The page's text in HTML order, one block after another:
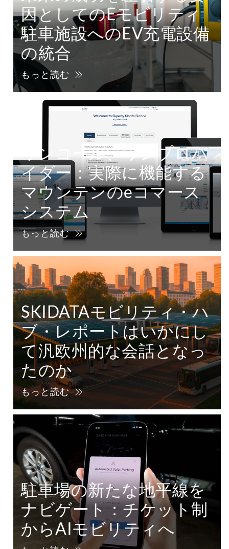
因としてのEモビリティ
駐車施設へのEV充電設備
の統合
もっと読む
ワンコール、ワンプロバ
イダー：実際に機能する
マウンテンのeコマース
システム
もっと読む
SKIDATAモビリティ・ハ
ブ・レポートはいかにし
て汎欧州的な会話となっ
たのか
もっと読む
駐車場の新たな地平線を
ナビゲート：チケット制
からAIモビリティへ